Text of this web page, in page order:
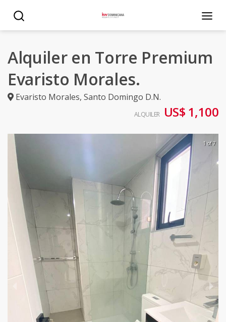
Alquiler en Torre Premium
Evaristo Morales.
Evaristo Morales, Santo Domingo D.N.
ALQUILER US$ 1,100
1 of 7